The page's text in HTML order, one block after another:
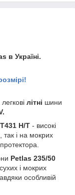
в Україні.
літні шини
H/T - високі
так і на мокрих
Petlas 235/50
і мокрих
особливій